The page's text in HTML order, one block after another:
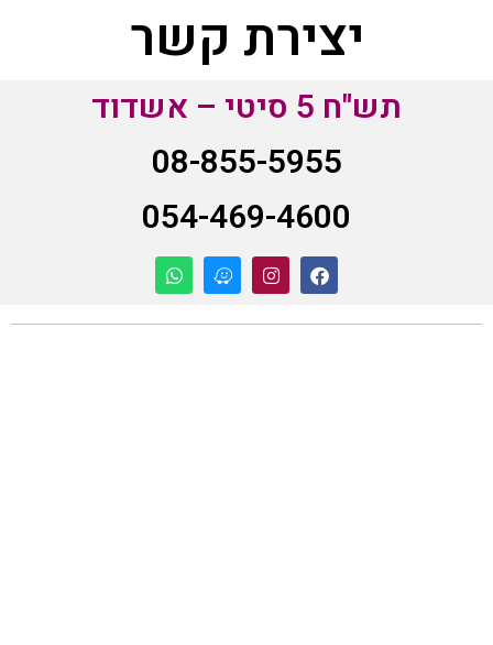
יצירת קשר
תש"ח 5 סיטי – אשדוד
08-855-5955
054-469-4600